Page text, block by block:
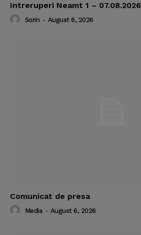
Intreruperi Neamt 1 – 07.08.2026
Sorin - August 6, 2026
Comunicat de presa
Media - August 6, 2026